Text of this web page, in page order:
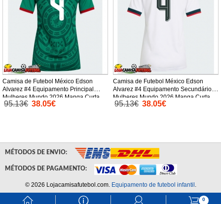
Camisa de Futebol México Edson
Alvarez #4 Equipamento Principal
Mulheres Mundo 2026 Manga Curta
95.13€ 38.05€
Camisa de Futebol México Edson
Alvarez #4 Equipamento Secundário
Mulheres Mundo 2026 Manga Curta
95.13€ 38.05€
󰃱 󰈢 󰃳 0
󰃦
MÉTODOS DE ENVIO:
MÉTODOS DE PAGAMENTO:
© 2026 Lojacamisafutebol.com. Equipamento de futebol infantil .